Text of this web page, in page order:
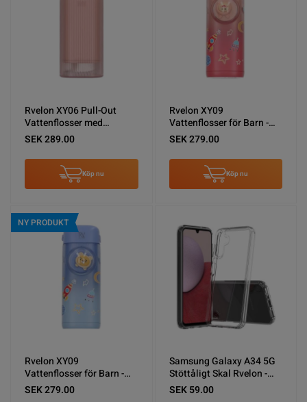
Rvelon XY06 Pull-Out
Vattenflosser med
spolning - Rosa
SEK 289.00
Köp nu
Rvelon XY09
Vattenflosser för Barn -
Rosa
SEK 279.00
Köp nu
NY PRODUKT
Rvelon XY09
Vattenflosser för Barn -
Blå
SEK 279.00
Samsung Galaxy A34 5G
Stöttåligt Skal Rvelon -
Transparent
SEK 59.00